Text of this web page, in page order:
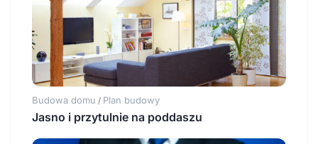
Budowa domu / Plan budowy
Jasno i przytulnie na poddaszu